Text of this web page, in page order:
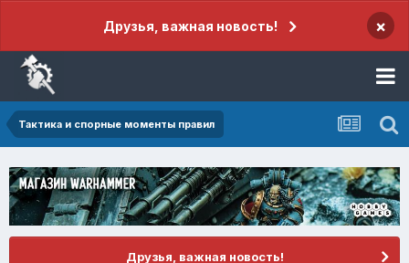
Друзья, важная новость! ×
Тактика и спорные моменты правил
Друзья, важная новость!